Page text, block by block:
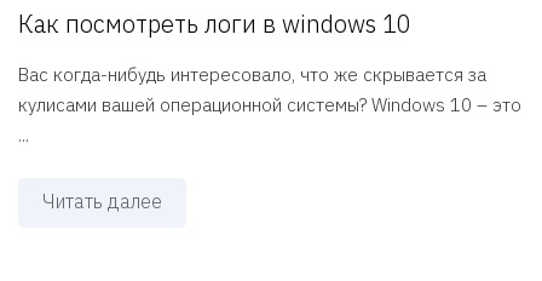
Как посмотреть логи в windows 10
Вас когда-нибудь интересовало, что же скрывается за
кулисами вашей операционной системы? Windows 10 – это
...
Читать далее